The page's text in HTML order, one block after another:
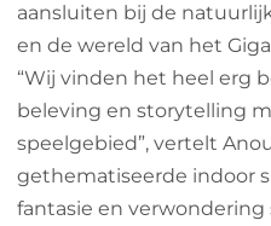
aansluiten bij de
en de wereld van het
“Wij vinden het heel erg
beleving en storytelling
speelgebied”, vertelt
gethematiseerde indoor
fantasie en